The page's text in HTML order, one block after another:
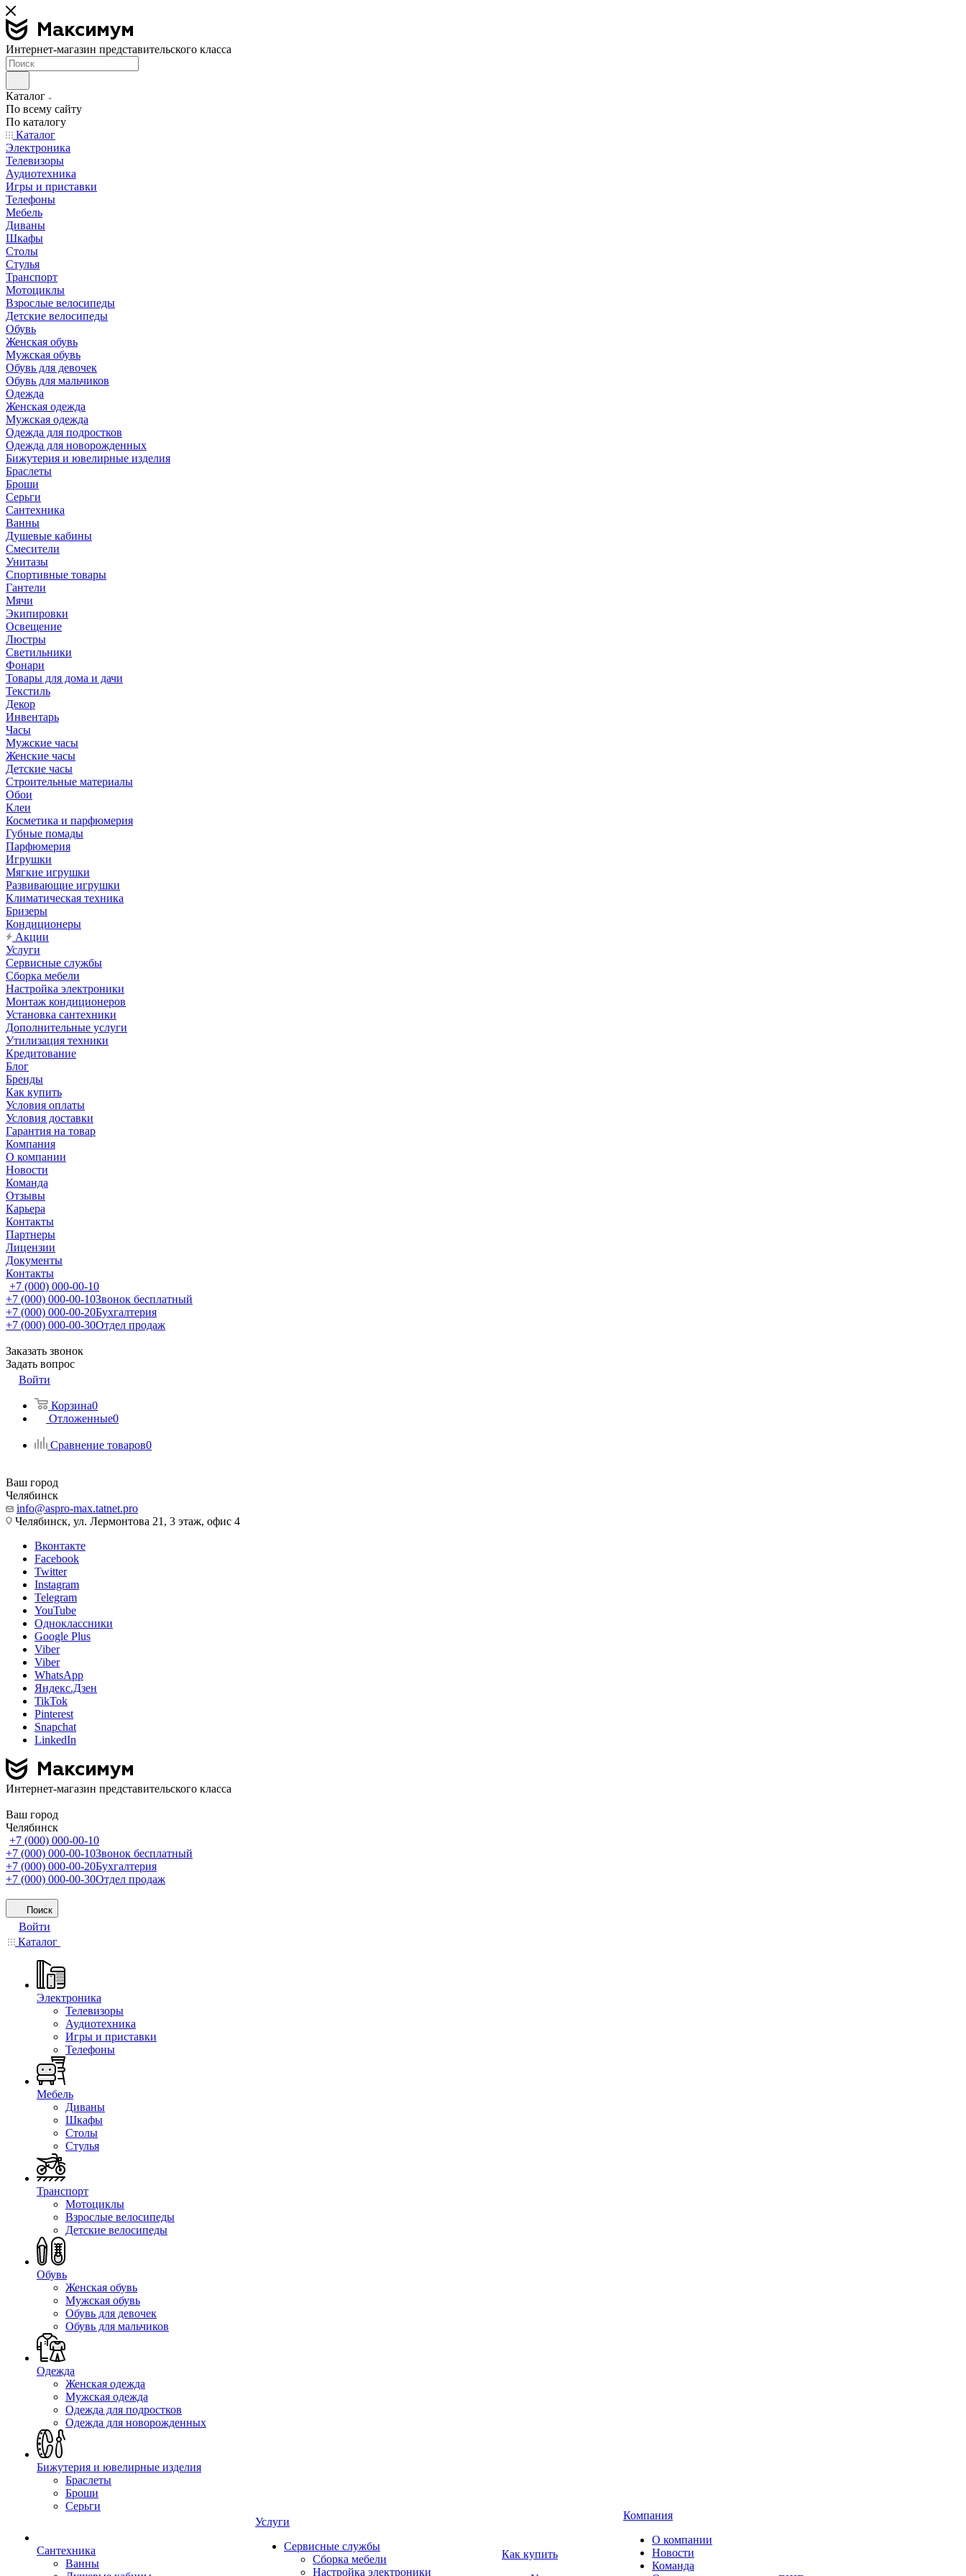
Интернет-магазин представительского класса
Каталог
По всему сайту
По каталогу
Каталог
Электроника
Телевизоры
Аудиотехника
Игры и приставки
Телефоны
Мебель
Диваны
Шкафы
Столы
Стулья
Транспорт
Мотоциклы
Взрослые велосипеды
Детские велосипеды
Обувь
Женская обувь
Мужская обувь
Обувь для девочек
Обувь для мальчиков
Одежда
Женская одежда
Мужская одежда
Одежда для подростков
Одежда для новорожденных
Бижутерия и ювелирные изделия
Браслеты
Броши
Серьги
Сантехника
Ванны
Душевые кабины
Смесители
Унитазы
Спортивные товары
Гантели
Мячи
Экипировки
Освещение
Люстры
Светильники
Фонари
Товары для дома и дачи
Текстиль
Декор
Инвентарь
Часы
Мужские часы
Женские часы
Детские часы
Строительные материалы
Обои
Клеи
Косметика и парфюмерия
Губные помады
Парфюмерия
Игрушки
Мягкие игрушки
Развивающие игрушки
Климатическая техника
Бризеры
Кондиционеры
Акции
Услуги
Сервисные службы
Сборка мебели
Настройка электроники
Монтаж кондиционеров
Установка сантехники
Дополнительные услуги
Утилизация техники
Кредитование
Блог
Бренды
Как купить
Условия оплаты
Условия доставки
Гарантия на товар
Компания
О компании
Новости
Команда
Отзывы
Карьера
Контакты
Партнеры
Лицензии
Документы
Контакты
+7 (000) 000-00-10
+7 (000) 000-00-10Звонок бесплатный
+7 (000) 000-00-20Бухгалтерия
+7 (000) 000-00-30Отдел продаж
Заказать звонок
Задать вопрос
Войти
Корзина0
Отложенные0
Сравнение товаров0
Ваш город
Челябинск
info@aspro-max.tatnet.pro
Челябинск, ул. Лермонтова 21, 3 этаж, офис 4
Вконтакте
Facebook
Twitter
Instagram
Telegram
YouTube
Одноклассники
Google Plus
Viber
Viber
WhatsApp
Яндекс.Дзен
TikTok
Pinterest
Snapchat
LinkedIn
Интернет-магазин представительского класса
Ваш город
Челябинск
+7 (000) 000-00-10
+7 (000) 000-00-10Звонок бесплатный
+7 (000) 000-00-20Бухгалтерия
+7 (000) 000-00-30Отдел продаж
Поиск
Войти
Каталог
Электроника
Телевизоры
Аудиотехника
Игры и приставки
Телефоны
Мебель
Диваны
Шкафы
Столы
Стулья
Транспорт
Мотоциклы
Взрослые велосипеды
Детские велосипеды
Обувь
Женская обувь
Мужская обувь
Обувь для девочек
Обувь для мальчиков
Одежда
Женская одежда
Мужская одежда
Одежда для подростков
Одежда для новорожденных
Бижутерия и ювелирные изделия
Браслеты
Броши
Серьги
Сантехника
Ванны
Услуги
Сервисные службы
Сборка мебели
Настройка электроники
Как купить
Компания
О компании
Новости
Команда